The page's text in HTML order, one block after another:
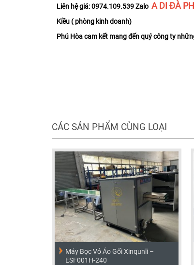
Liên hệ giá: 0974.109.539 Zalo A DI ĐÀ
Kiều ( phòng kinh doanh)
Phú Hòa cam kết mang đến quý công ty
CÁC SẢN PHẨM CÙNG LOẠI
Máy Bọc Vỏ Áo Gối Xinqunli –
ESF001H-240